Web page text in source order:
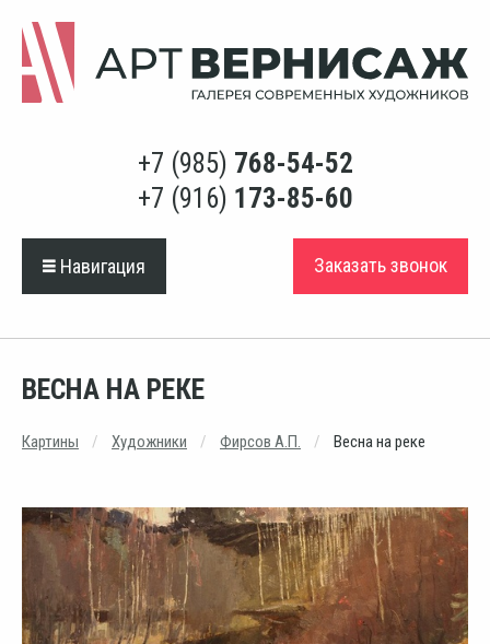
+7 (985) 768-54-52
+7 (916) 173-85-60
Навигация Заказать звонок
ВЕСНА НА РЕКЕ
Картины Художники Фирсов А.П. Весна на реке